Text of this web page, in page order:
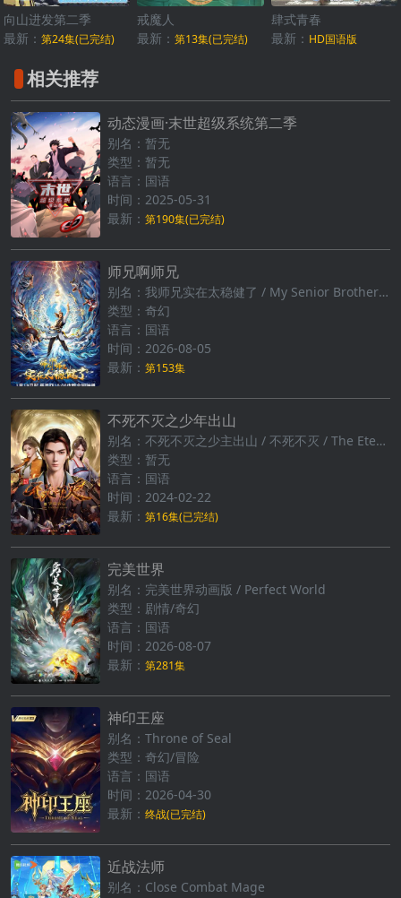
向山进发第二季
最新： 第24集(已完结)
戒魔人
最新：第13集(已完结)
肆式青春
最新： HD国语版
相关推荐
动态漫画·末世超级系统第二季
别名：暂无
类型：暂无
语言：国语
时间：2025-05-31
最新： 第190集(已完结)
师兄啊师兄
别名：我师兄实在太稳健了 / My Senior Brother is Too Steady
类型：奇幻
语言：国语
时间：2026-08-05
最新： 第153集
不死不灭之少年出山
别名：不死不灭之少主出山 / 不死不灭‎ / The Eternal Strife
类型：暂无
语言：国语
时间：2024-02-22
最新： 第16集(已完结)
完美世界
别名：完美世界动画版 / Perfect World
类型：剧情/奇幻
语言：国语
时间：2026-08-07
最新： 第281集
神印王座
别名：Throne of Seal
类型：奇幻/冒险
语言：国语
时间：2026-04-30
最新： 终战(已完结)
近战法师
别名：Close Combat Mage